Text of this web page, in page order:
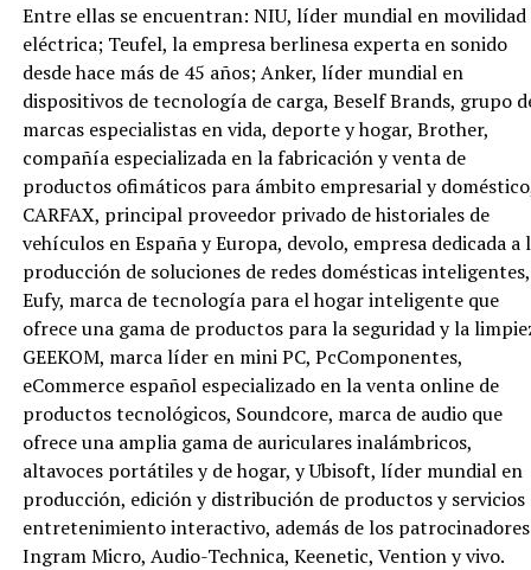
Entre ellas se encuentran: NIU, líder mundial en movilidad
eléctrica; Teufel, la empresa berlinesa experta en sonido
desde hace más de 45 años; Anker, líder mundial en
dispositivos de tecnología de carga, Beself Brands, grupo
marcas especialistas en vida, deporte y hogar, Brother,
compañía especializada en la fabricación y venta de
productos ofimáticos para ámbito empresarial y
CARFAX, principal proveedor privado de historiales de
vehículos en España y Europa, devolo, empresa dedicada a
producción de soluciones de redes domésticas inteligentes,
Eufy, marca de tecnología para el hogar inteligente que
ofrece una gama de productos para la seguridad y la
GEEKOM, marca líder en mini PC, PcComponentes,
eCommerce español especializado en la venta online de
productos tecnológicos, Soundcore, marca de audio que
ofrece una amplia gama de auriculares inalámbricos,
altavoces portátiles y de hogar, y Ubisoft, líder mundial en
producción, edición y distribución de productos y servicios
entretenimiento interactivo, además de los patrocinadores
Ingram Micro, Audio-Technica, Keenetic, Vention y vivo.